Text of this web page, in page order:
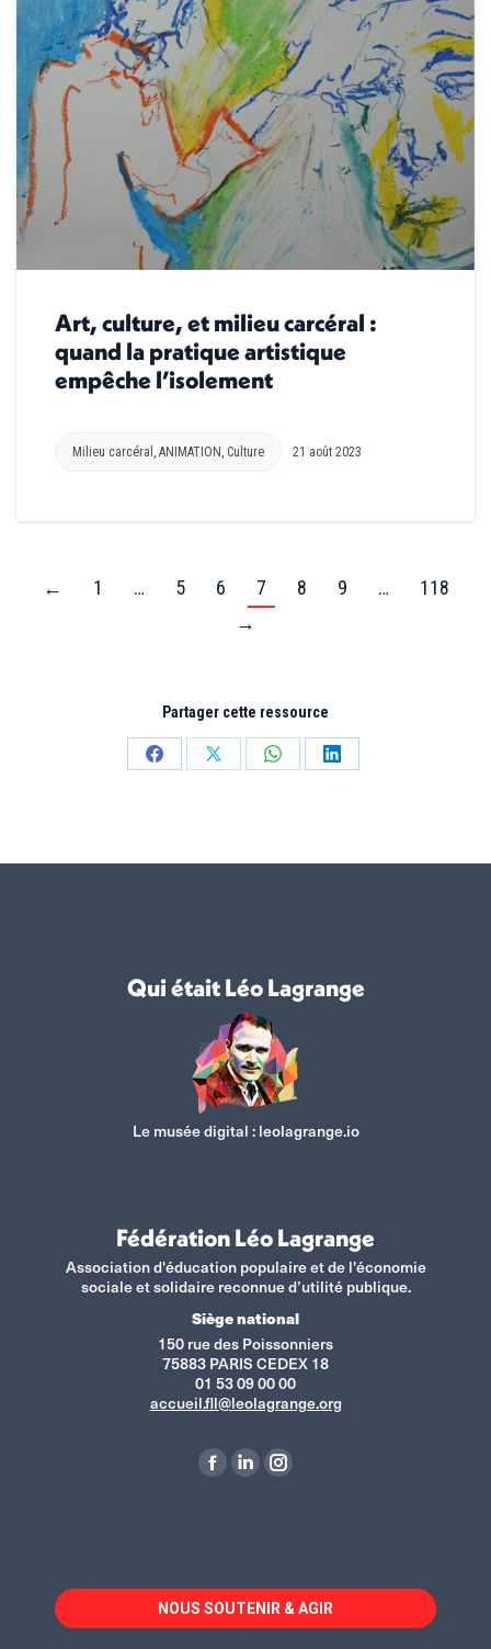
Art, culture, et milieu carcéral :
quand la pratique artistique
empêche l’isolement
Milieu carcéral , ANIMATION , Culture 21 août 2023
← 1 … 5 6 7 8 9 …
118
→
Partager cette ressource
PartagerPartagerPartagerPartager
Qui était Léo Lagrange
Le musée digital :leolagrange.io
Fédération Léo Lagrange
Association d'éducation populaire et de l'économie
sociale et solidaire reconnue d’utilité publique.
Siège national
150 rue des Poissonniers
75883 PARIS CEDEX 18
01 53 09 00 00
accueil.fll@leolagrange.org
La
dans
une
La
dans
une
La
dans
une
NOUS SOUTENIR & AGIR